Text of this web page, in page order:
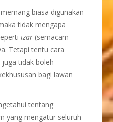
biasa digunakan
tidak mengapa
izar (semacam
Tetapi tentu cara
tidak boleh
bagi lawan
tentang
yang mengatur seluruh